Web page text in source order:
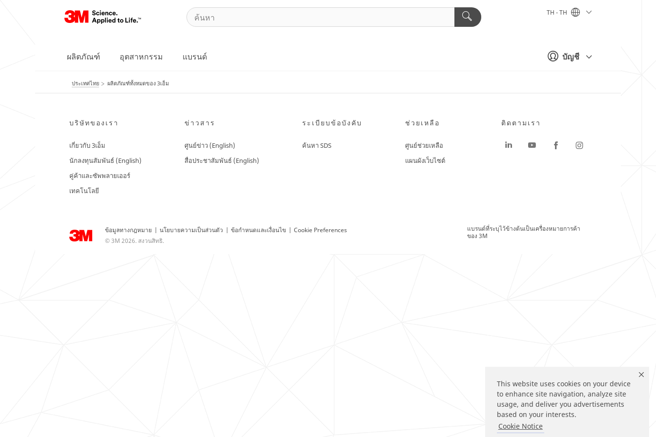
This website uses cookies on your device
to enhance site navigation, analyze site
usage, and deliver you advertisements
based on your interests.
Cookie Notice
บัญชี
TH - TH
ผลิตภัณฑ์ อุตสาหกรรม แบรนด์
ประเทศไทย ผลิตภัณฑ์ทั้งหมดของ 3เอ็ม
บริษัทของเรา
เกี่ยวกับ 3เอ็ม
นักลงทุนสัมพันธ์ (English)
คู่ค้าและซัพพลายเออร์
เทคโนโลยี
ข่าวสาร
ศูนย์ข่าว (English)
สื่อประชาสัมพันธ์ (English)
ระเบียบข้อบังคับ
ค้นหา SDS
ช่วยเหลือ
ศูนย์ช่วยเหลือ
แผนผังเว็บไซต์
ข้อมูลทางกฎหมาย | นโยบายความเป็นส่วนตัว | ข้อกำหนดและเงื่อนไข | Cookie Preferences
© 3M 2026. สงวนสิทธิ.
ติดตามเรา
แบรนด์ที่ระบุไว้ข้างต้นเป็นเครื่องหมายการค้า
ของ 3M